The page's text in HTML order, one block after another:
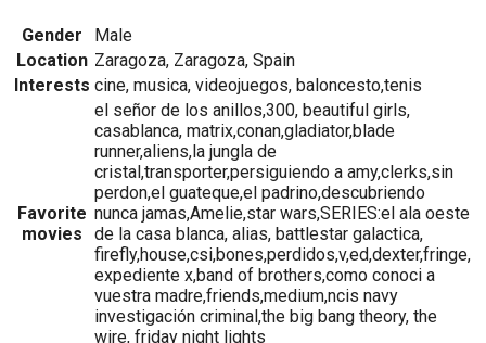
Gender
Male
Location Zaragoza, Zaragoza, Spain
Interests cine, musica, videojuegos, baloncesto,tenis
Favorite
movies
el señor de los anillos,300, beautiful girls,
casablanca, matrix,conan,gladiator,blade
runner,aliens,la jungla de
cristal,transporter,persiguiendo a amy,clerks,sin
perdon,el guateque,el padrino,descubriendo
nunca jamas,Amelie,star wars,SERIES:el ala oeste
de la casa blanca, alias, battlestar galactica,
firefly,house,csi,bones,perdidos,v,ed,dexter,fringe,
expediente x,band of brothers,como conoci a
vuestra madre,friends,medium,ncis navy
investigación criminal,the big bang theory, the
wire, friday night lights